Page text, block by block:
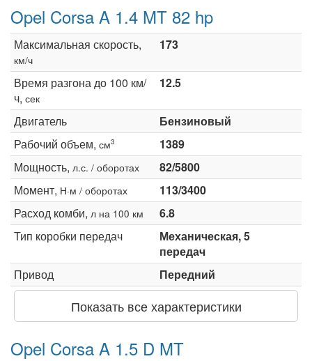
Opel Corsa A 1.4 MT 82 hp
Максимальная скорость,
км/ч
173
Время разгона до 100 км/
ч, сек
12.5
Двигатель
Бензиновый
Рабочий объем, см3
1389
Мощность, л.с. / оборотах
82/5800
Момент, Н·м / оборотах
113/3400
Расход комби, л на 100 км
6.8
Тип коробки передач
Механическая, 5
передач
Привод
Передний
Показать все характеристики
Opel Corsa A 1.5 D MT